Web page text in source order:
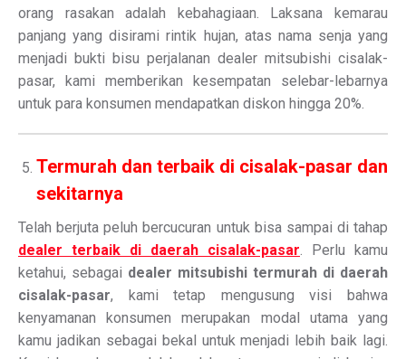
orang rasakan adalah kebahagiaan. Laksana kemarau
panjang yang disirami rintik hujan, atas nama senja yang
menjadi bukti bisu perjalanan dealer mitsubishi cisalak-
pasar, kami memberikan kesempatan selebar-lebarnya
untuk para konsumen mendapatkan diskon hingga 20%.
Termurah dan terbaik di cisalak-pasar dan
sekitarnya
Telah berjuta peluh bercucuran untuk bisa sampai di tahap
dealer terbaik di daerah cisalak-pasar. Perlu kamu
ketahui, sebagai dealer mitsubishi termurah di daerah
cisalak-pasar, kami tetap mengusung visi bahwa
kenyamanan konsumen merupakan modal utama yang
kamu jadikan sebagai bekal untuk menjadi lebih baik lagi.